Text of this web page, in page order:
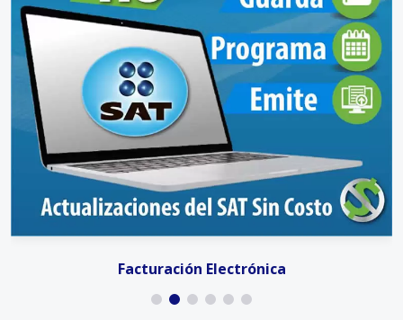
Facturación Electrónica